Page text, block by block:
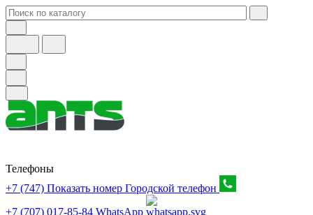
Телефоны
+7 (747) Показать номер Городской телефон
+7 (707) 017-85-84 WhatsApp